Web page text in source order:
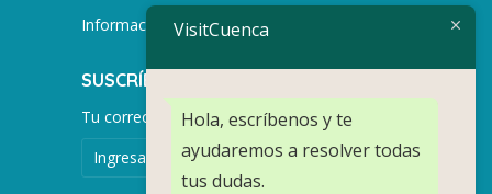
Información turística +593 991752155
SUSCRÍBETE PARA MÁS NOTICIAS.
Tu correo electrónico
VisitCuenca
Hola, escríbenos y te
ayudaremos a resolver todas
tus dudas.